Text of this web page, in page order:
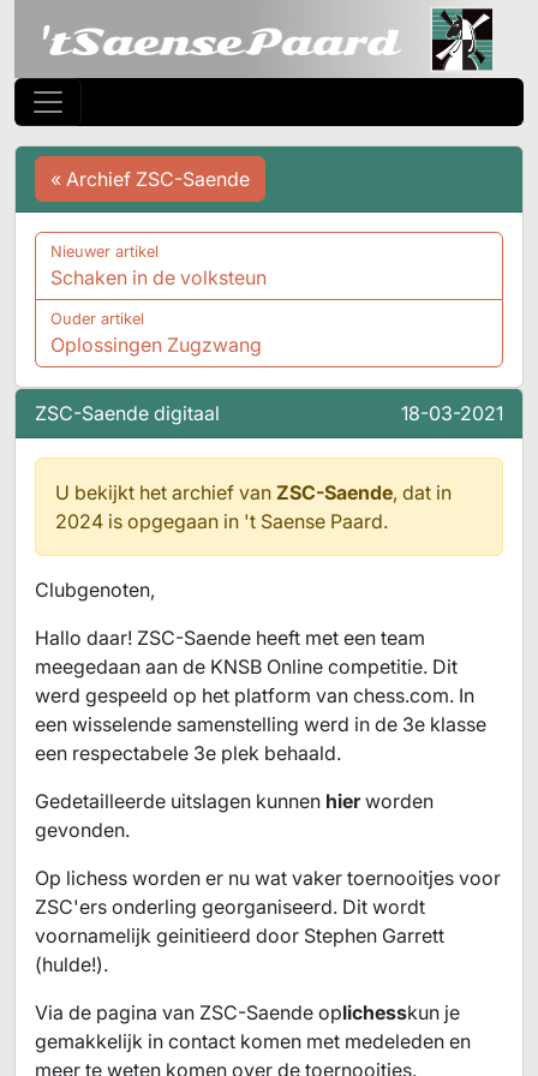
ZSC-Saende digitaal 18-03-2021
U bekijkt het archief van ZSC-Saende, dat in
2024 is opgegaan in 't Saense Paard.
Clubgenoten,
Hallo daar! ZSC-Saende heeft met een team
meegedaan aan de KNSB Online competitie. Dit
werd gespeeld op het platform van chess.com. In
een wisselende samenstelling werd in de 3e klasse
een respectabele 3e plek behaald.
Gedetailleerde uitslagen kunnen hier worden
gevonden.
Op lichess worden er nu wat vaker toernooitjes voor
ZSC'ers onderling georganiseerd. Dit wordt
voornamelijk geinitieerd door Stephen Garrett
(hulde!).
Via de pagina van ZSC-Saende oplichesskun je
gemakkelijk in contact komen met medeleden en
meer te weten komen over de toernooitjes.
« Archief ZSC-Saende
Nieuwer artikel
Schaken in de volksteun
Ouder artikel
Oplossingen Zugzwang